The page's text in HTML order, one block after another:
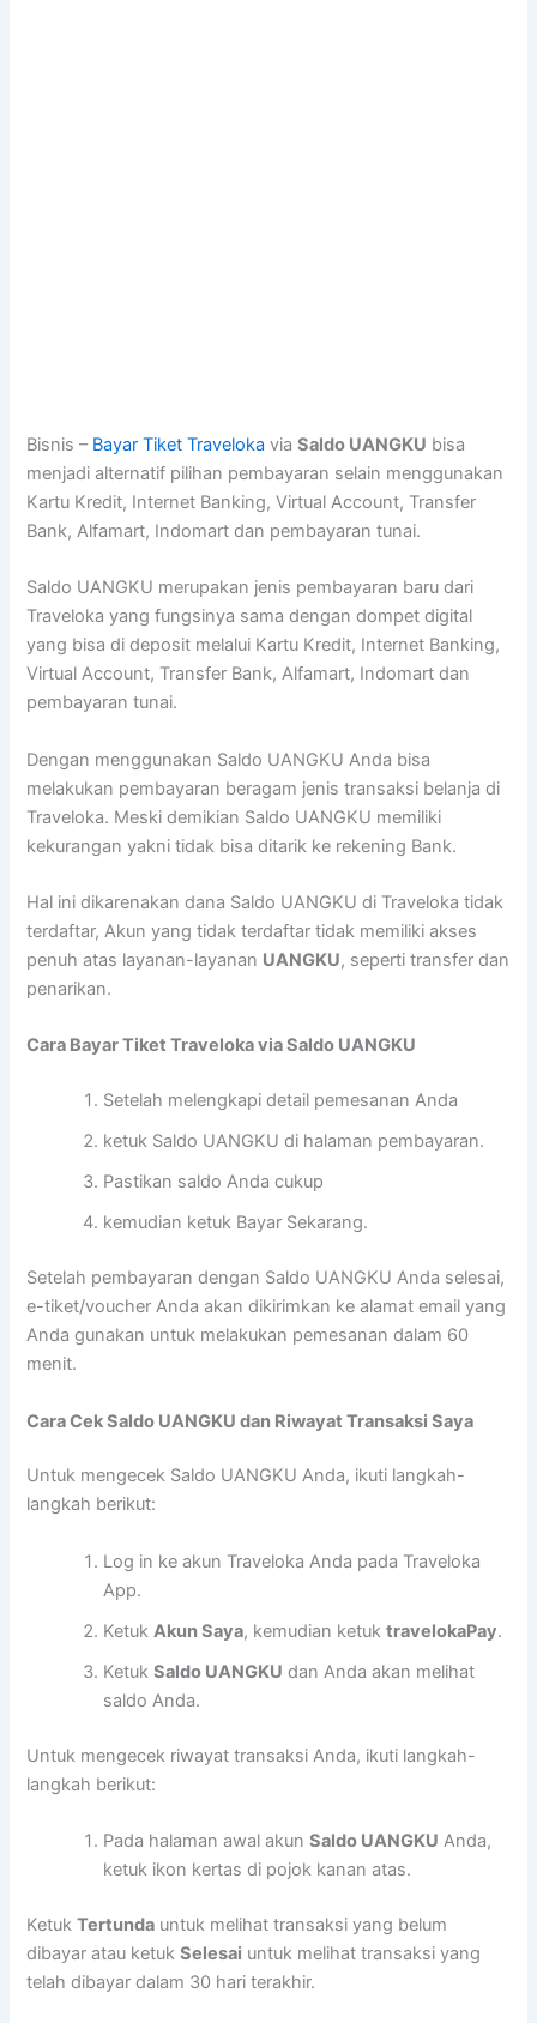
Bisnis – Bayar Tiket Traveloka viaSaldo UANGKU bisa
menjadi alternatif pilihan pembayaran selain menggunakan
Kartu Kredit, Internet Banking, Virtual Account, Transfer
Bank, Alfamart, Indomart dan pembayaran tunai.
Saldo UANGKU merupakan jenis pembayaran baru dari
Traveloka yang fungsinya sama dengan dompet digital
yang bisa di deposit melalui Kartu Kredit, Internet Banking,
Virtual Account, Transfer Bank, Alfamart, Indomart dan
pembayaran tunai.
Dengan menggunakan Saldo UANGKU Anda bisa
melakukan pembayaran beragam jenis transaksi belanja di
Traveloka. Meski demikian Saldo UANGKU memiliki
kekurangan yakni tidak bisa ditarik ke rekening Bank.
Hal ini dikarenakan dana Saldo UANGKU di Traveloka tidak
terdaftar, Akun yang tidak terdaftar tidak memiliki akses
penuh atas layanan-layanan UANGKU, seperti transfer dan
penarikan.
Cara Bayar Tiket Traveloka via Saldo UANGKU
Setelah melengkapi detail pemesanan Anda
ketuk Saldo UANGKU di halaman pembayaran.
Pastikan saldo Anda cukup
kemudian ketuk Bayar Sekarang.
Setelah pembayaran dengan Saldo UANGKU Anda selesai,
e-tiket/voucher Anda akan dikirimkan ke alamat email yang
Anda gunakan untuk melakukan pemesanan dalam 60
menit.
Cara Cek Saldo UANGKU dan Riwayat Transaksi Saya
Untuk mengecek Saldo UANGKU Anda, ikuti langkah-
langkah berikut:
Log in ke akun Traveloka Anda pada Traveloka
App.
KetukAkun Saya, kemudian ketuktravelokaPay.
KetukSaldo UANGKU dan Anda akan melihat
saldo Anda.
Untuk mengecek riwayat transaksi Anda, ikuti langkah-
langkah berikut:
Pada halaman awal akunSaldo UANGKU Anda,
ketuk ikon kertas di pojok kanan atas.
KetukTertunda untuk melihat transaksi yang belum
dibayar atau ketukSelesai untuk melihat transaksi yang
telah dibayar dalam 30 hari terakhir.